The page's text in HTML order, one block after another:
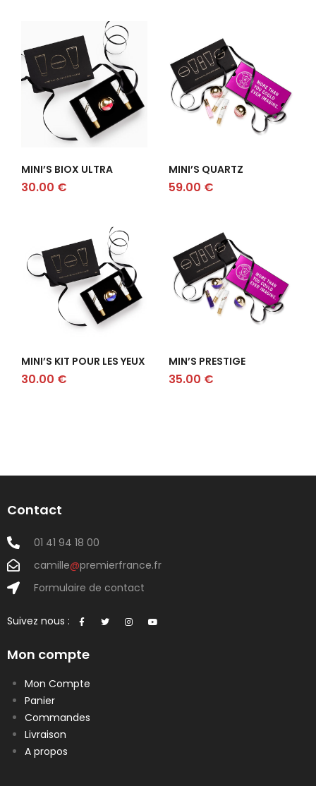
MINI’S BIOX ULTRA
30.00 €
MINI’S QUARTZ
59.00 €
MINI’S KIT POUR LES YEUX
30.00 €
MIN’S PRESTIGE
35.00 €
Contact
01 41 94 18 00
camille@premierfrance.fr
Formulaire de contact
Suivez nous :
Mon compte
Mon Compte
Panier
Commandes
Livraison
A propos